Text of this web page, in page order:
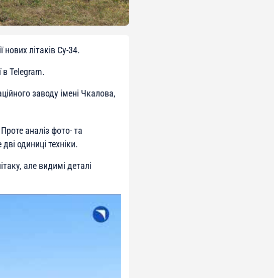
літаків Су-34.
в Telegram.
заводу імені Чкалова,
аналіз фото- та
одиниці техніки.
але видимі деталі